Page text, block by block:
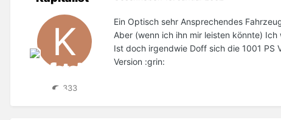
333
Ein Optisch sehr Ansprechendes
Aber (wenn ich ihn mir leisten könnte)
Ist doch irgendwie Doff sich die 1001 PS
Version :grin: